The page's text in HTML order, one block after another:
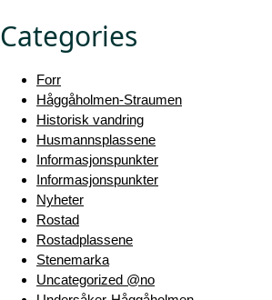
Categories
Forr
Håggåholmen-Straumen
Historisk vandring
Husmannsplassene
Informasjonspunkter
Informasjonspunkter
Nyheter
Rostad
Rostadplassene
Stenemarka
Uncategorized @no